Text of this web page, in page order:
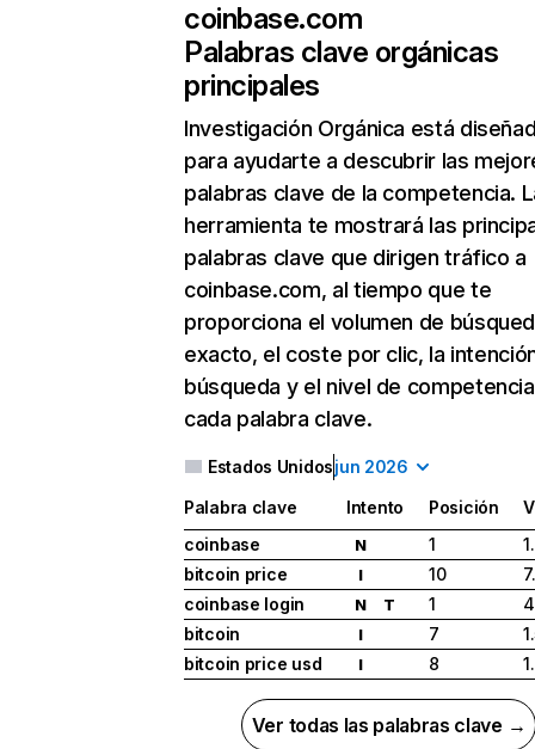
coinbase.com
Palabras clave orgánicas
principales
Investigación Orgánica está
para ayudarte a descubrir las
palabras clave de la competencia.
herramienta te mostrará las
palabras clave que dirigen tráfico a
coinbase.com, al tiempo que te
proporciona el volumen de
exacto, el coste por clic, la
búsqueda y el nivel de
cada palabra clave.
Estados Unidosjun 2026
Palabra clave Intento Posición
coinbase
N 1
bitcoin price
I 10
coinbase login
N T 1
bitcoin
I 7
bitcoin price usd
I 8
Ver todas las palabras clave →